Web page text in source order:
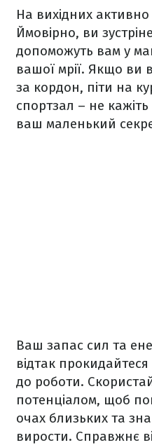
На вихідних
Ймовірно, ви
допоможуть вам у
вашої мрії. Якщо ви
за кордон, піти на
спортзал – не
ваш маленький
Ваш запас сил та
відтак
до роботи.
потенціалом, щоб
очах близьких та
вирости. Справжнє